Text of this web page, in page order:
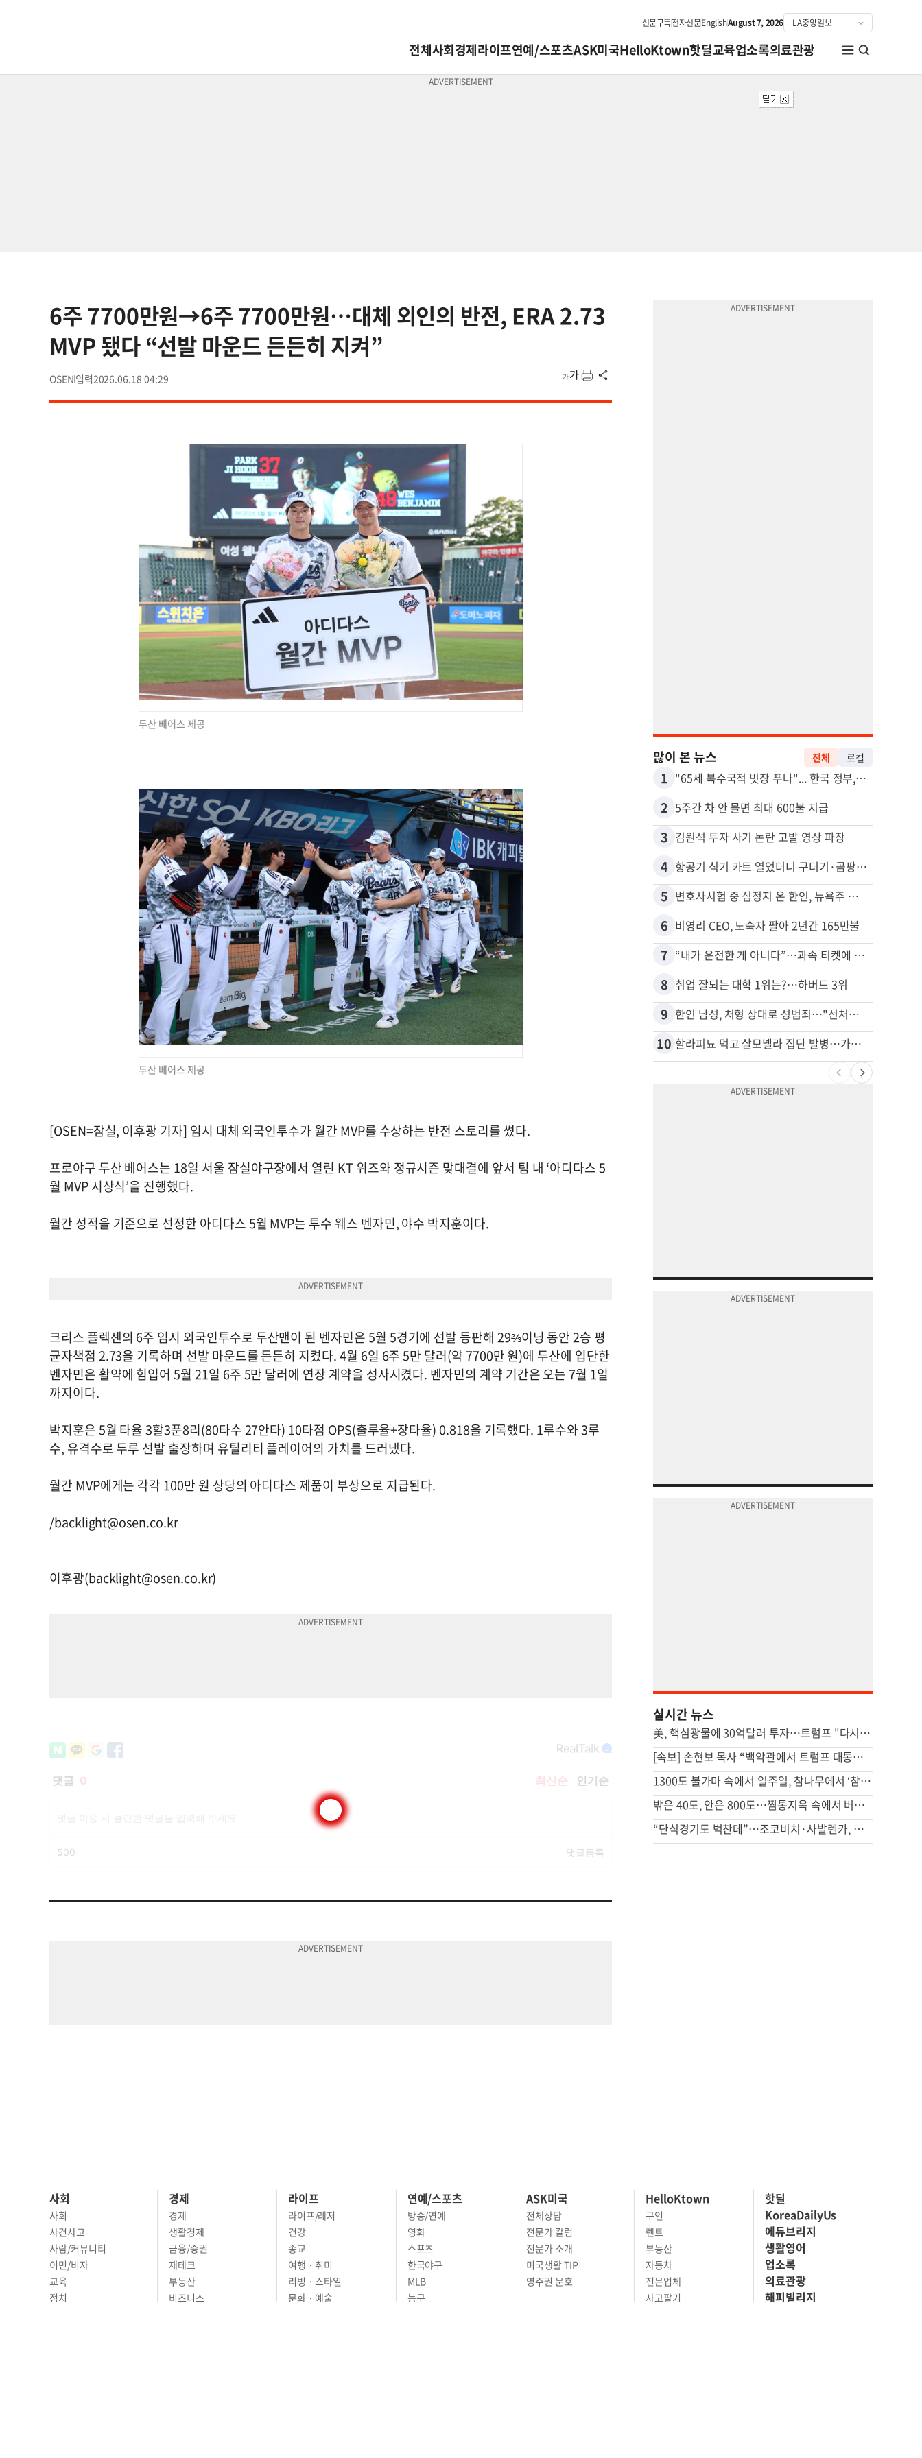
신문구독전자신문EnglishAugust 7, 2026
전체사회경제라이프연예/스포츠ASK미국HelloKtown핫딜교육업소록의료관광
6주 7700만원→6주 7700만원…대체 외인의 반전, ERA 2.73
MVP 됐다 “선발 마운드 든든히 지켜”
OSEN 2026.06.18 04:29
두산 베어스 제공
두산 베어스 제공
[OSEN=잠실, 이후광 기자] 임시 대체 외국인투수가 월간 MVP를 수상하는 반전 스토리를 썼다.
프로야구 두산 베어스는 18일 서울 잠실야구장에서 열린 KT 위즈와 정규시즌 맞대결에 앞서 팀 내 ‘아디다스 5
월 MVP 시상식’을 진행했다.
월간 성적을 기준으로 선정한 아디다스 5월 MVP는 투수 웨스 벤자민, 야수 박지훈이다.
크리스 플렉센의 6주 임시 외국인투수로 두산맨이 된 벤자민은 5월 5경기에 선발 등판해 29⅔이닝 동안 2승 평
균자책점 2.73을 기록하며 선발 마운드를 든든히 지켰다. 4월 6일 6주 5만 달러(약 7700만 원)에 두산에 입단한
벤자민은 활약에 힘입어 5월 21일 6주 5만 달러에 연장 계약을 성사시켰다. 벤자민의 계약 기간은 오는 7월 1일
까지이다.
박지훈은 5월 타율 3할3푼8리(80타수 27안타) 10타점 OPS(출루율+장타율) 0.818을 기록했다. 1루수와 3루
수, 유격수로 두루 선발 출장하며 유틸리티 플레이어의 가치를 드러냈다.
월간 MVP에게는 각각 100만 원 상당의 아디다스 제품이 부상으로 지급된다.
/backlight@osen.co.kr
이후광(backlight@osen.co.kr)
많이 본 뉴스 전체 로컬
1 "65세 복수국적 빗장 푸나"... 한국 정부, 연령 완화 전면 추진
2 5주간 차 안 몰면 최대 600불 지급
3 김원석 투자 사기 논란 고발 영상 파장
4 항공기 식기 카트 열었더니 구더기·곰팡이…LAX 기내식 업체 논란
5 변호사시험 중 심정지 온 한인, 뉴욕주 제소
6 비영리 CEO, 노숙자 팔아 2년간 165만불
7 “내가 운전한 게 아니다”…과속 티켓에 오토파일럿 탓한 운전자
8 취업 잘되는 대학 1위는?…하버드 3위
9 한인 남성, 처형 상대로 성범죄…"선처해줬더니 배신자 취급"
10 할라피뇨 먹고 살모넬라 집단 발병…가주 등 27개 주 확산
실시간 뉴스
美, 핵심광물에 30억달러 투자…트럼프 "다시는 中 의존 않도록"
[속보] 손현보 목사 “백악관에서 트럼프 대통령 접견”
1300도 불가마 속에서 일주일, 참나무에서 ‘참숯’으로[스튜디오486]
밖은 40도, 안은 800도…찜통지옥 속에서 버티는 사람들
“단식경기도 벅찬데”…조코비치·사발렌카, 혼합복식 뛰는 속내
사회
사회
사건사고
사람/커뮤니티
이민/비자
교육
정치
경제
경제
생활경제
금융/증권
재테크
부동산
비즈니스
라이프
라이프/레저
건강
종교
여행 · 취미
리빙 · 스타일
문화 · 예술
연예/스포츠
방송/연예
영화
스포츠
한국야구
MLB
농구
ASK미국
전체상담
전문가 칼럼
전문가 소개
미국생활 TIP
영주권 문호
HelloKtown
구인
렌트
부동산
자동차
전문업체
사고팔기
핫딜
KoreaDailyUs
에듀브리지
생활영어
업소록
의료관광
해피빌리지